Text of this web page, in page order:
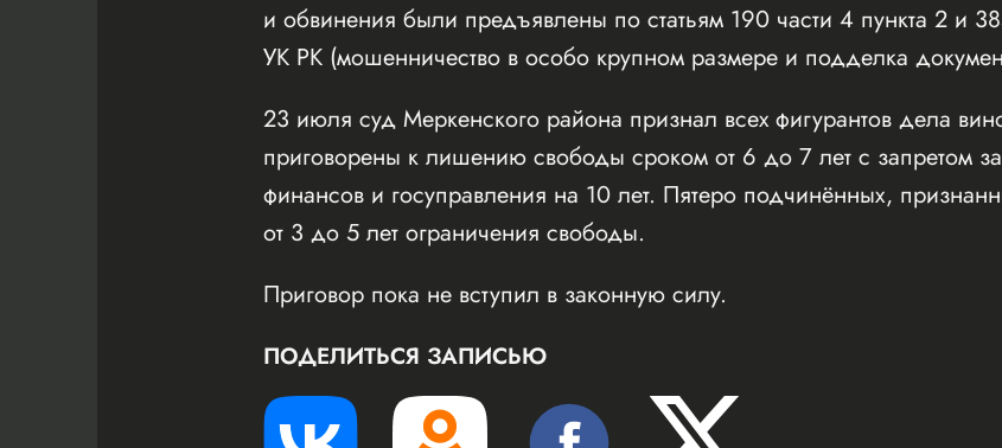
и обвинения были предъявлены по статьям 190 части 4 пункта 2 и
УК РК (мошенничество в особо крупном размере и подделка
23 июля суд Меркенского района признал всех фигурантов дела
приговорены к лишению свободы сроком от 6 до 7 лет с запретом
финансов и госуправления на 10 лет. Пятеро подчинённых,
от 3 до 5 лет ограничения свободы.
Приговор пока не вступил в законную силу.
ПОДЕЛИТЬСЯ ЗАПИСЬЮ